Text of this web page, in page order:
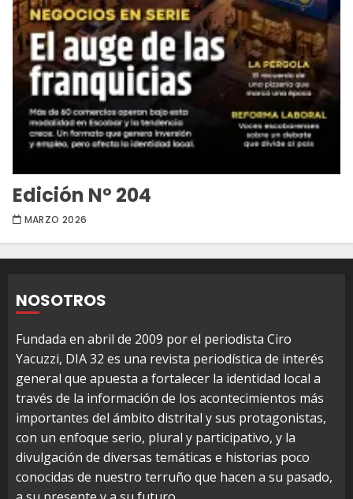
Edición Nº 204
MARZO 2026
NOSOTROS
Fundada en abril de 2009 por el periodista Ciro
Yacuzzi, DIA 32 es una revista periodística de interés
general que apuesta a fortalecer la identidad local a
través de la información de los acontecimientos más
importantes del ámbito distrital y sus protagonistas,
con un enfoque serio, plural y participativo, y la
divulgación de diversas temáticas e historias poco
conocidas de nuestro terruño que hacen a su pasado,